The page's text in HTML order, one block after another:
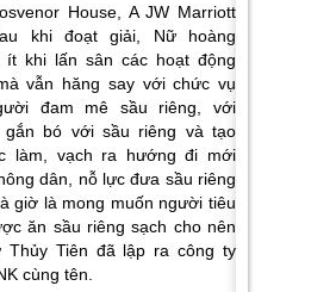
House, A JW Marriott
khi đoạt giải, Nữ hoàng
ít khi lấn sân các hoạt động
vẫn hăng say với chức vụ
đam mê sầu riêng, với
gắn bó với sầu riêng và tạo
làm, vạch ra hướng đi mới
dân, nỗ lực đưa sầu riêng
giờ là mong muốn người tiêu
ăn sầu riêng sạch cho nên
Thủy Tiên đã lập ra công ty
cùng tên.